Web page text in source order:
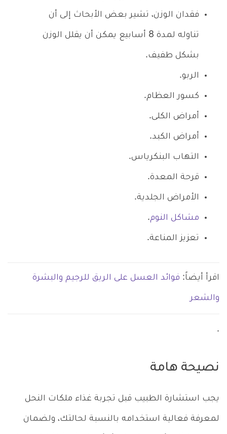
فقدان الوزن، تشير بعض الأبحاث إلى أن
تناوله لمدة 8 أسابيع يمكن أن يقلل الوزن
بشكل طفيف.
الربو.
كسور العظام.
أمراض الكلى.
أمراض الكبد.
التهاب البنكرياس.
قرحة المعدة.
الأمراض الجلدية.
مشاكل النوم.
تعزيز المناعة.
اقرأ أيضاً: فوائد العسل على الريق للرجيم والبشرة
والشعر
.
نصيحة هامة
يجب استشارة الطبيب قبل تجربة غذاء ملكات النحل
لمعرفة فعالية استخدامه بالنسبة لحالتك، ولضمان